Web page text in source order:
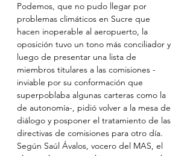
Podemos, que no pudo llegar por
problemas climáticos en Sucre que
hacen inoperable al aeropuerto, la
oposición tuvo un tono más conciliador y
luego de presentar una lista de
miembros titulares a las comisiones -
inviable por su conformación que
superpoblaba algunas carteras como la
de autonomía-, pidió volver a la mesa de
diálogo y posponer el tratamiento de las
directivas de comisiones para otro día.
Según Saúl Ávalos, vocero del MAS, el